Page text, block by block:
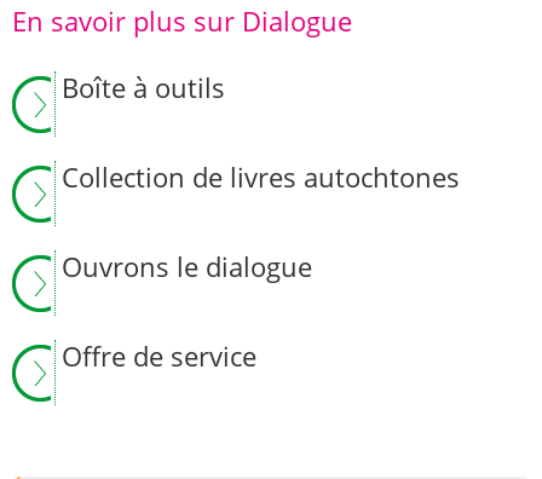
En savoir plus sur Dialogue
Boîte à outils
Collection de livres autochtones
Ouvrons le dialogue
Offre de service